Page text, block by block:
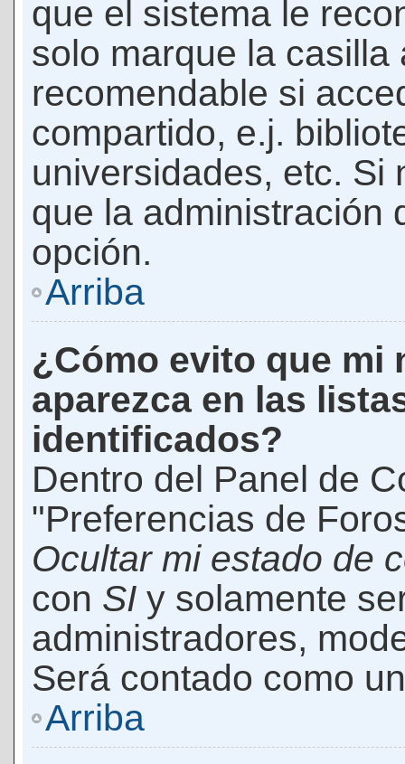
que el sistema le
solo marque la casilla
recomendable si
compartido, e.j.
universidades, etc. Si
que la administración
opción.
Arriba
¿Cómo evito que mi
aparezca en las
identificados?
Dentro del Panel de
"Preferencias de
Ocultar mi estado de
con SI y solamente
administradores,
Será contado como
Arriba